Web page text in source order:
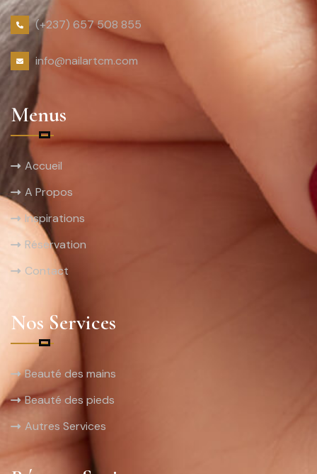
(+237) 657 508 855
info@nailartcm.com
Menus
Accueil
A Propos
Inspirations
Réservation
Contact
Nos Services
Beauté des mains
Beauté des pieds
Autres Services